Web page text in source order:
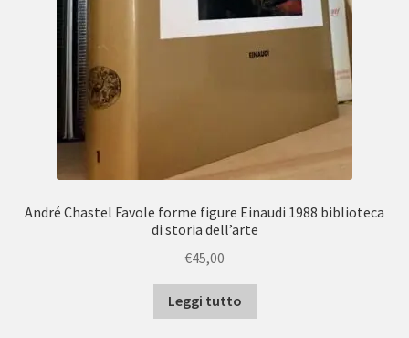
André Chastel Favole forme figure Einaudi 1988 biblioteca
di storia dell’arte
€45,00
Leggi tutto